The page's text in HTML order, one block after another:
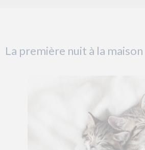
La première nuit à la maison